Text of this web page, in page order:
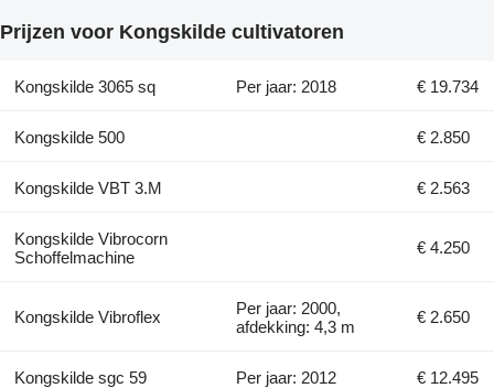
Prijzen voor Kongskilde cultivatoren
Kongskilde 3065 sq Per jaar: 2018 € 19.734
Kongskilde 500 € 2.850
Kongskilde VBT 3.M € 2.563
Kongskilde Vibrocorn
Schoffelmachine
€ 4.250
Kongskilde Vibroflex
Per jaar: 2000,
afdekking: 4,3 m
€ 2.650
Kongskilde sgc 59 Per jaar: 2012 € 12.495